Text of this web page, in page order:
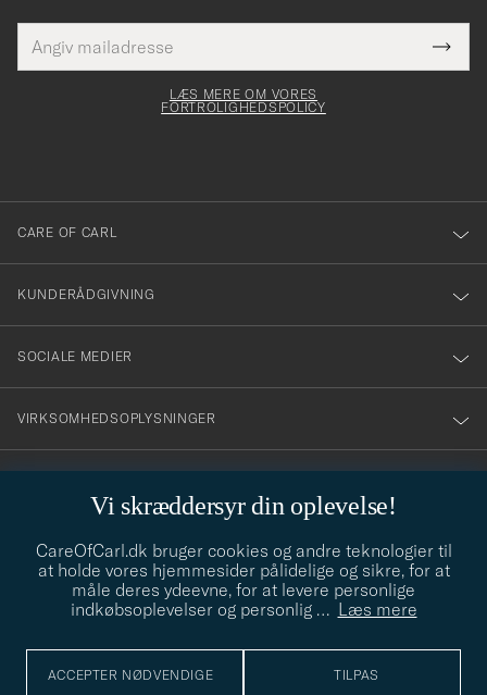
Vi skræddersyr din oplevelse!
CareOfCarl.dk bruger cookies og andre teknologier til
at holde vores hjemmesider pålidelige og sikre, for at
måle deres ydeevne, for at levere personlige
indkøbsoplevelser og personlig … Læs mere
ACCEPTER NØDVENDIGE TILPAS
mailadresse
skal
Tack
för
dig
till
vårt
nyhetsbrev!
LÆS MERE OM VORES
FORTROLIGHEDSPOLICY
CARE OF CARL
KUNDERÅDGIVNING
SOCIALE MEDIER
VIRKSOMHEDSOPLYSNINGER
info@careofcarl.dk
Behøver du hjælp til at finde din stil? Lad os hjælpe dig, vi hjælper
gerne til!
STILRÅD